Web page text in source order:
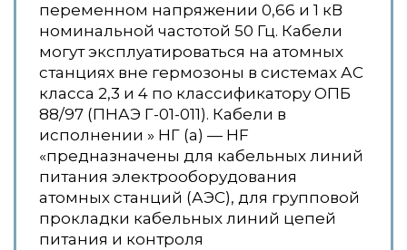
переменном напряжении 0,66 и 1 кВ
номинальной частотой 50 Гц. Кабели
могут эксплуатироваться на атомных
станциях вне гермозоны в системах АС
класса 2,3 и 4 по классификатору ОПБ
88/97 (ПНАЭ Г-01-011). Кабели в
исполнении » НГ (a) — HF
«предназначены для кабельных линий
питания электрооборудования
атомных станций (АЭС), для групповой
прокладки кабельных линий цепей
питания и контроля